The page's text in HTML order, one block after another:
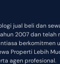
jual beli dan
2007 dan telah
berkomitmen
Properti Lebih
agen profesional.